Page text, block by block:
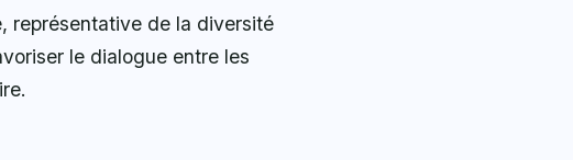
représentative de la diversité
le dialogue entre les